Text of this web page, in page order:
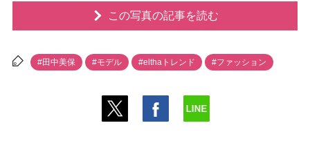
この写真の記事を読む
#田中美保 #モデル #elthaトレンド #ファッション